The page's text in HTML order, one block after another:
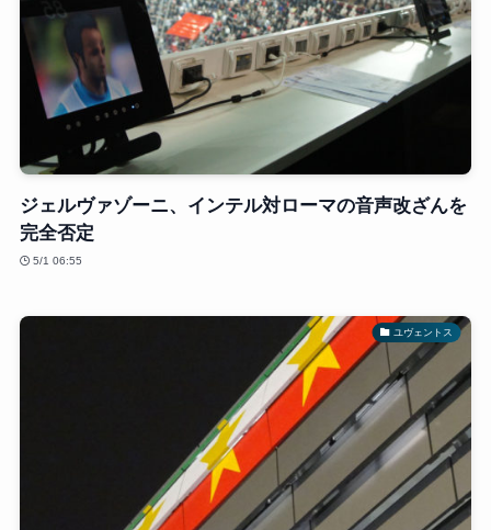
ジェルヴァゾーニ、インテル対ローマの音声改ざんを
完全否定
5/1 06:55
ユヴェントス